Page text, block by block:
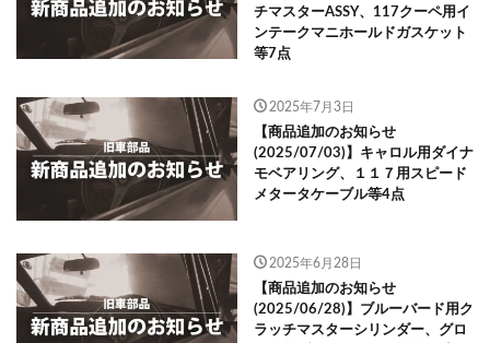
チマスターASSY、117クーペ用イ
ンテークマニホールドガスケット
等7点
2025年7月3日
【商品追加のお知らせ
(2025/07/03)】キャロル用ダイナ
モベアリング、１１７用スピード
メタータケーブル等4点
2025年6月28日
【商品追加のお知らせ
(2025/06/28)】ブルーバード用ク
ラッチマスターシリンダー、グロ